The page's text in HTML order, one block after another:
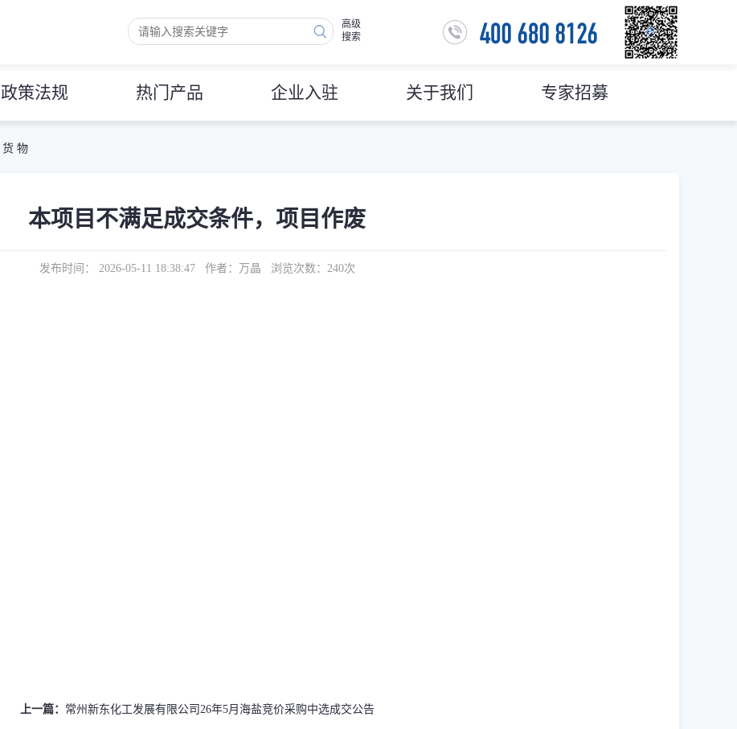
高级
搜索
政策法规 热门产品 企业入驻 关于我们 专家招募
货 物
本项目不满足成交条件，项目作废
发布时间： 2026-05-11 18:38:47 作者：万晶 浏览次数： 240次
上一篇： 常州新东化工发展有限公司26年5月海盐竞价采购中选成交公告